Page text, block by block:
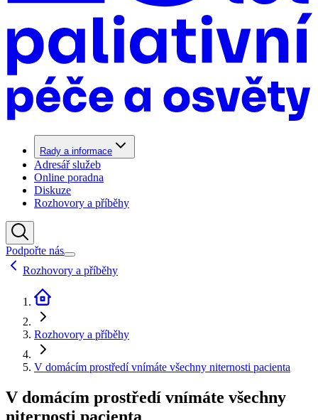
Rady a informace
Adresář služeb
Online poradna
Diskuze
Rozhovory a příběhy
Podpořte nás
Rozhovory a příběhy
Rozhovory a příběhy
V domácím prostředí vnímáte všechny niternosti pacienta
V domácím prostředí vnímáte všechny
niternosti pacienta